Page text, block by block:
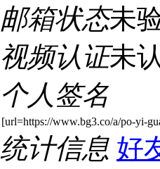
邮箱状态未
视频认证未
个人签名
[url=https://www.bg3.co/a/po-yi-
统计信息 好